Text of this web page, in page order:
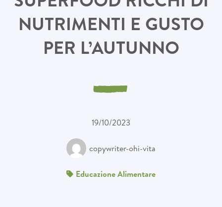
NUTRIMENTI E GUSTO
PER L’AUTUNNO
19/10/2023
copywriter-ohi-vita
Educazione Alimentare